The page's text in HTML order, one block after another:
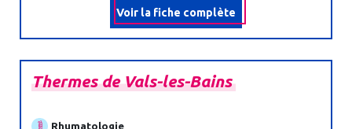
Voir la fiche complète
ThermesdeVals-les-Bains
Rhumatologie